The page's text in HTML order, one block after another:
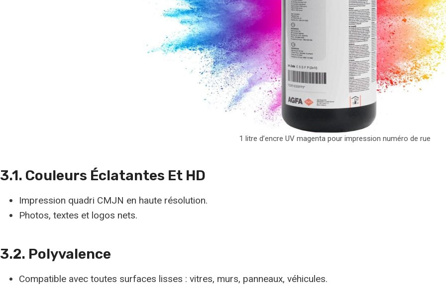
1 litre d’encre UV magenta pour impression numéro de rue
3.1. Couleurs Éclatantes Et HD
Impression quadri CMJN en haute résolution.
Photos, textes et logos nets.
3.2. Polyvalence
Compatible avec toutes surfaces lisses : vitres, murs, panneaux, véhicules.